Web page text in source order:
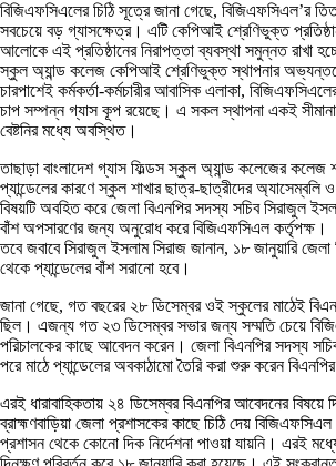
বিজিএফসিএলের চিঠি সূত্রে জানা গেছে, বিজিএফসিএল’র
সবচেয়ে বড় গ্যাসক্ষেত্র। এটি কেপিআই শ্রেণিভুক্ত
আলোকে এই প্রতিষ্ঠানের নিরাপত্তা ব্যবস্থা সমুন্নত রাখা
স্কুল অ্যান্ড কলেজ কেপিআই শ্রেণিভুক্ত স্থাপনার
চারপাশেই কর্মকর্তা-কর্মচারীর আবাসিক এলাকা,
চাপ সম্পন্ন গ্যাস কূপ রয়েছে। এ সকল স্থাপনা একই সীমানা
বেষ্টনির মধ্যে অবস্থিত।
তাছাড়া বাংলাদেশ গ্যাস ফিল্ডস স্কুল অ্যান্ড কলেজের কলেজ
প্যান্ডেলের কারণে স্কুল শাখার ছাত্র-ছাত্রীদের অ্যাসেম্বলি
বিষয়টি অবহিত করে জেলা বিএনপির সদস্য সচিব সিরাজুল
বাঁশ অপসারণের জন্য অনুরোধ করে বিজিএফসিএল কর্তৃপক্ষ।
তবে জবাবে সিরাজুল ইসলাম সিরাজ জানান, ১৮ জানুয়ারি জেলা
থেকে প্যান্ডেলের বাঁশ সরানো হবে।
জানা গেছে, গত বছরের ২৮ ডিসেম্বর ওই স্কুলের মাঠেই
ছিল। এজন্য গত ২৩ ডিসেম্বর সভার জন্য সম্মতি চেয়ে
পরিচালকের কাছে আবেদন করেন। জেলা বিএনপির সদস্য
পরে মাঠে প্যান্ডেলের অবকাঠামো তৈরি করা শুরু করেন বিএনপির
এরই ধারাবাহিকতায় ২৪ ডিসেম্বর বিএনপির আবেদনের বিষয়ে
ব্রাহ্মণবাড়িয়া জেলা প্রশাসকের কাছে চিঠি দেয়
প্রশাসন থেকে কোনো দিক নির্দেশনা পাওয়া যায়নি। এরই